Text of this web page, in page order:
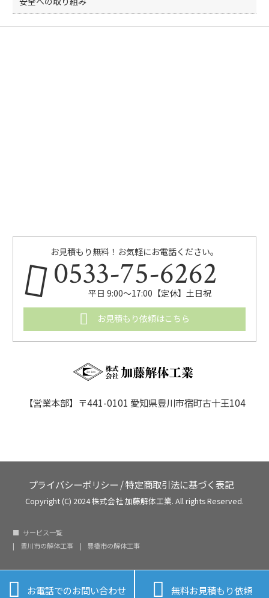
お見積もり無料！お気軽にお電話ください。
0533-75-6262
平日 9:00〜17:00【定休】土日祝
お見積もり依頼はこちら
【営業本部】〒441-0101 愛知県豊川市宿町古十王104
プライバシーポリシー /特定商取引法に基づく表記
Copyright (C) 2024 株式会社 加藤解体工業. All rights Reserved.
サービス一覧
豊川市の解体工事
豊橋市の解体工事
 お電話でのお問い合わせ  無料お見積もり依頼